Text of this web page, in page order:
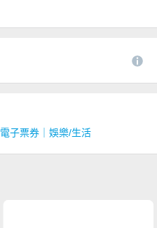
電子票券｜娛樂/生活